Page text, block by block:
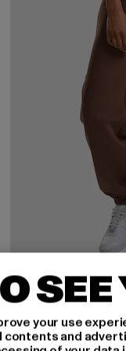
URBAN
Ladies Fluffy
33,99 EUR
Derzeitiger Preis:
49,99
SEE
your use
and